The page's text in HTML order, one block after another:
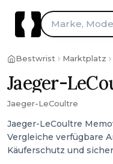
Zum Inhalt springen
Marke,
Bestwrist Marktplatz
Jaeger-
Jaeger-LeCoultre
Jaeger-LeCoultre
Vergleiche verfügbare
Käuferschutz und